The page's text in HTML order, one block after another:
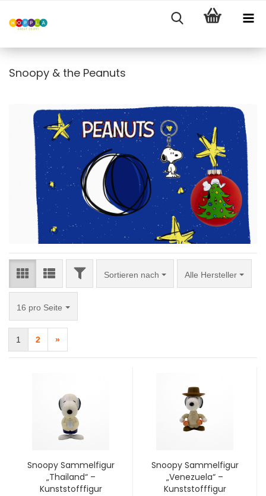
Snoopy & the Peanuts
FILTERSortieren nach
Sortieren nach Alle Hersteller
16 pro Seite
pro Seite
1 2 »
Snoopy Sammelfigur
„Thailand“ –
Kunststofffigur
Snoopy Sammelfigur
„Venezuela“ –
Kunststofffigur